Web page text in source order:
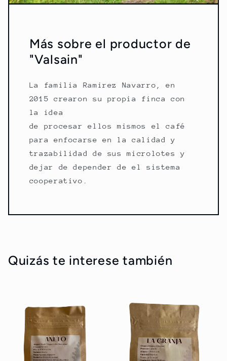
Más sobre el productor de
"Valsain"
La familia Ramirez Navarro, en
2015 crearon su propia finca con
la idea
de procesar ellos mismos el café
para enfocarse en la calidad y
trazabilidad de sus microlotes y
dejar de depender de el sistema
cooperativo.
Quizás te interese también